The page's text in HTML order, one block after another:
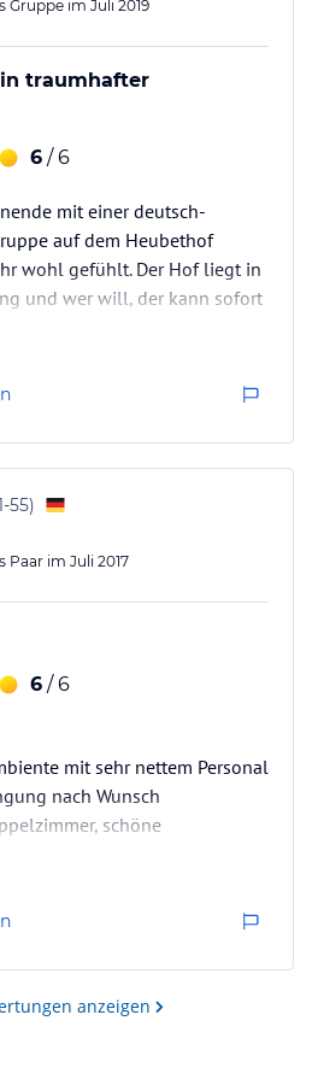
Gruppe im Juli 2019
traumhafter
6 / 6
mit einer deutsch-
auf dem Heubethof
wohl gefühlt. Der Hof liegt in
und wer will, der kann sofort
das Team sehr hilfsbereit
sauber und funktional.
gutes
Und natürlich bringt man
sondern erwirbt sie zu
Heubethhof!…
55)
Paar im Juli 2017
6 / 6
mit sehr nettem Personal
nach Wunsch
schöne
feiern und/oder entspannen.
gut !!! Abenbrot kann man
20 Personen. Ansonsten kann
Lokalitäten erreichen.
man Tobeln buchen oder schön
anzeigen